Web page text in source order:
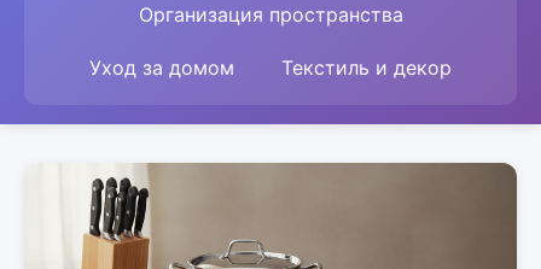
Организация пространства
Уход за домом Текстиль и декор